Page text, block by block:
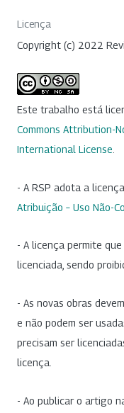
Licença
Copyright (c) 2022
Este trabalho está
Commons Attribution-
International License
- A RSP adota a licença
Atribuição – Uso Não-
- A licença permite
licenciada, sendo
- As novas obras
e não podem ser
precisam ser
licença.
- Ao publicar o artigo